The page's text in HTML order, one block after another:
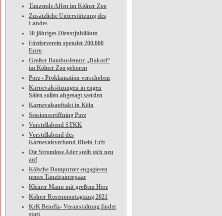
Tanzende Affen im Kölner Zoo
Zusätzliche Unterstützung des
Landes
30 jähriges Dienstjubiläum
Förderverein spendet 200.000
Euro
Großer Bambuslemur „Dakari“
im Kölner Zoo geboren
Porz - Proklamation verschoben
Karnevalssitzungen in engen
Sälen sollen abgesagt werden
Karnevalsauftakt in Köln
Sessionseröffning Porz
Vorstellabend STKK
Vorstellabend des
Karnevalsverband Rhein-Erft
Die Stromlose Ader stellt sich neu
auf
Kölsche Domputzer engagieren
neues Tanztrainerpaar
Kleiner Mann mit großem Herz
Kölner Rosenmontagszug 2021
KrK Benefiz- Veranstaltung findet
statt